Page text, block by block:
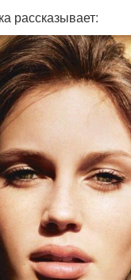
рассказывает: